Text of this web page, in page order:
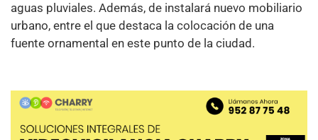
aguas pluviales. Además, de instalará nuevo mobiliario
urbano, entre el que destaca la colocación de una
fuente ornamental en este punto de la ciudad.